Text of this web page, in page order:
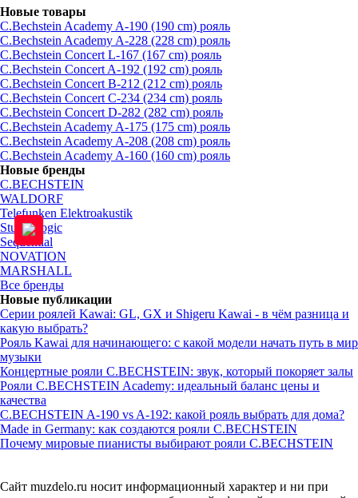
Новые товары
C.Bechstein Academy A-190 (190 cm) рояль
C.Bechstein Academy A-228 (228 cm) рояль
C.Bechstein Concert L-167 (167 cm) рояль
C.Bechstein Concert A-192 (192 cm) рояль
C.Bechstein Concert B-212 (212 cm) рояль
C.Bechstein Concert С-234 (234 cm) рояль
C.Bechstein Concert D-282 (282 cm) рояль
C.Bechstein Academy A-175 (175 cm) рояль
C.Bechstein Academy A-208 (208 cm) рояль
C.Bechstein Academy A-160 (160 cm) рояль
Новые бренды
C.BECHSTEIN
WALDORF
Telefunken Elektroakustik
StudioLogic
Sequential
NOVATION
MARSHALL
Все бренды
Новые публикации
Серии роялей Kawai: GL, GX и Shigeru Kawai - в чём разница и
какую выбрать?
Рояль Kawai для начинающего: с какой модели начать путь в мир
музыки
Концертные рояли C.BECHSTEIN: звук, который покоряет залы
Рояли C.BECHSTEIN Academy: идеальный баланс цены и
качества
C.BECHSTEIN A-190 vs A-192: какой рояль выбрать для дома?
Made in Germany: как создаются рояли C.BECHSTEIN
Почему мировые пианисты выбирают рояли C.BECHSTEIN
Сайт muzdelo.ru носит информационный характер и ни при